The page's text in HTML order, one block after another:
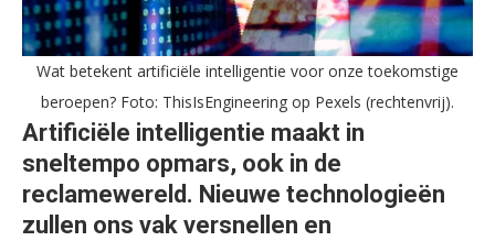
Wat betekent artificiële intelligentie voor onze toekomstige
beroepen? Foto: ThisIsEngineering op Pexels (rechtenvrij).
Artificiële intelligentie maakt in
sneltempo opmars, ook in de
reclamewereld. Nieuwe technologieën
zullen ons vak versnellen en